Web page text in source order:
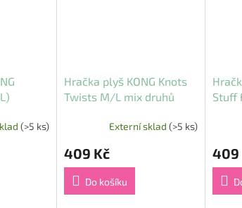
(>5 ks)
Hračka plyš KONG Knots
Twists M/L mix druhů
Externí sklad (>5 ks)
409 Kč
Do košíku
Stuff
409